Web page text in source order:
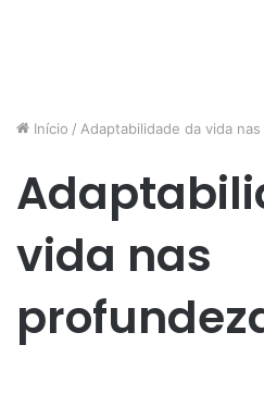
Início / Adaptabilidade da vida
vida nas